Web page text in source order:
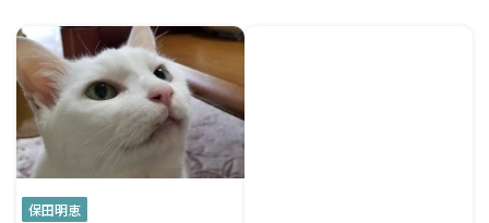
保田明恵